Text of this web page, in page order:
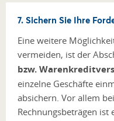
7. Sichern Sie Ihre
Eine weitere
vermeiden, ist der
bzw.
einzelne Geschäfte
absichern. Vor allem
Rechnungsbeträgen